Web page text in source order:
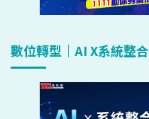
數位轉型｜AI X系統整合